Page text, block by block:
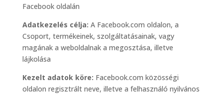
Facebook oldalán
Adatkezelés célja: A Facebook.com oldalon, a
Csoport, termékeinek, szolgáltatásainak, vagy
magának a weboldalnak a megosztása, illetve
lájkolása
Kezelt adatok köre: Facebook.com közösségi
oldalon regisztrált neve, illetve a felhasználó nyilvános